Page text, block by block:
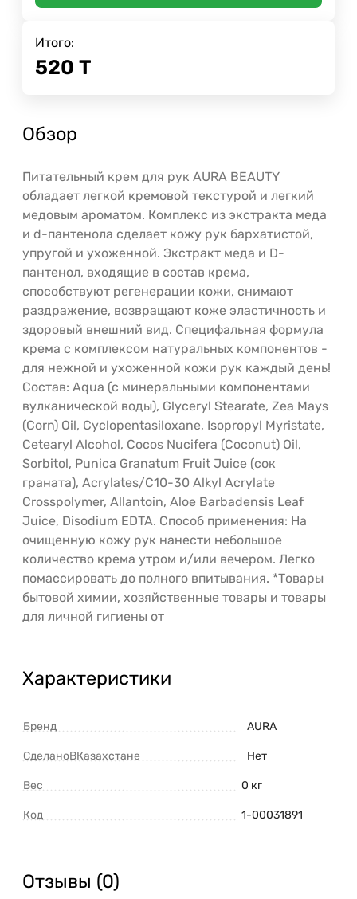
Итого:
520 Т
Обзор
Питательный крем для рук AURA BEAUTY
обладает легкой кремовой текстурой и легкий
медовым ароматом. Комплекс из экстракта меда
и d-пантенола сделает кожу рук бархатистой,
упругой и ухоженной. Экстракт меда и D-
пантенол, входящие в состав крема,
способствуют регенерации кожи, снимают
раздражение, возвращают коже эластичность и
здоровый внешний вид. Специфальная формула
крема с комплексом натуральных компонентов -
для нежной и ухоженной кожи рук каждый день!
Состав: Aqua (с минеральными компонентами
вулканической воды), Glyceryl Stearate, Zea Mays
(Corn) Oil, Cyclopentasiloxane, Isopropyl Myristate,
Cetearyl Alcohol, Cocos Nucifera (Coconut) Oil,
Sorbitol, Punica Granatum Fruit Juice (сок
граната), Acrylates/C10-30 Alkyl Acrylate
Crosspolymer, Allantoin, Aloe Barbadensis Leaf
Juice, Disodium EDTA. Способ применения: На
очищенную кожу рук нанести небольшое
количество крема утром и/или вечером. Легко
помассировать до полного впитывания. *Товары
бытовой химии, хозяйственные товары и товары
для личной гигиены от
Характеристики
Бренд AURA
СделаноВКазахстане Нет
Вес 0 кг
Код 1-00031891
Отзывы (0)